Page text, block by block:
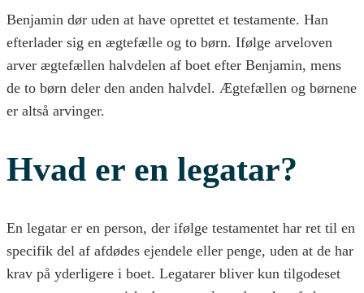
Benjamin dør uden at have oprettet et testamente. Han
efterlader sig en ægtefælle og to børn. Ifølge arveloven
arver ægtefællen halvdelen af boet efter Benjamin, mens
de to børn deler den anden halvdel. Ægtefællen og børnene
er altså arvinger.
Hvad er en legatar?
En legatar er en person, der ifølge testamentet har ret til en
specifik del af afdødes ejendele eller penge, uden at de har
krav på yderligere i boet. Legatarer bliver kun tilgodeset